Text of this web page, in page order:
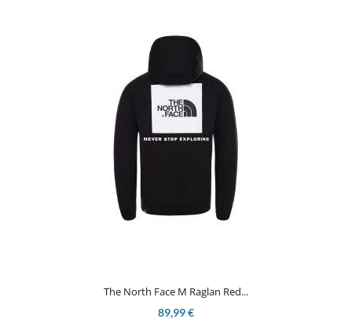
The North Face M Raglan Red...
89,99 €